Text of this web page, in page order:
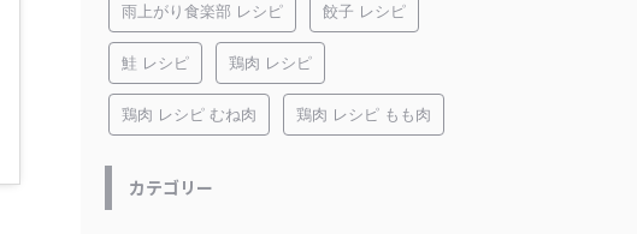
雨上がり食楽部 レシピ 餃子 レシピ
鮭 レシピ 鶏肉 レシピ
鶏肉 レシピ むね肉 鶏肉 レシピ もも肉
カテゴリー